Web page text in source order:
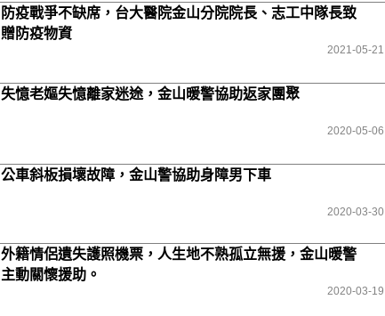
防疫戰爭不缺席，台大醫院金山分院院長、志工中隊長致
贈防疫物資
2021-05-21
失憶老嫗失憶離家迷途，金山暖警協助返家團聚
2020-05-06
公車斜板損壞故障，金山警協助身障男下車
2020-03-30
外籍情侶遺失護照機票，人生地不熟孤立無援，金山暖警
主動關懷援助。
2020-03-19